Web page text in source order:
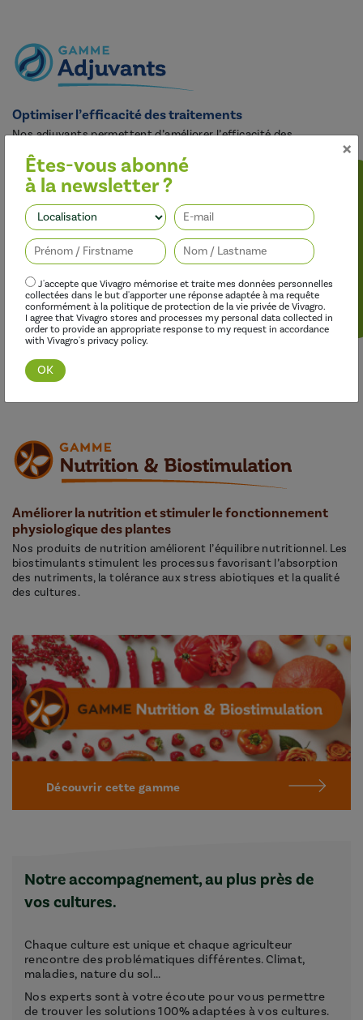
Optimiser l’efficacité des traitements
Nos adjuvants permettent d’améliorer l’efficacité des
herbicides, des fongicides, des insecticides et des régulateurs de
croissance, tout en limitant leur impact sur l’environnement.
Découvrir cette gamme
Améliorer la nutrition et stimuler le fonctionnement
physiologique des plantes
Nos produits de nutrition améliorent l’équilibre nutritionnel. Les
biostimulants stimulent les processus favorisant l’absorption
des nutriments, la tolérance aux stress abiotiques et la qualité
des cultures.
Découvrir cette gamme
Notre accompagnement, au plus près de
vos cultures.
Chaque culture est unique et chaque agriculteur
rencontre des problématiques différentes. Climat,
maladies, nature du sol...
Nos experts sont à votre écoute pour vous permettre
de trouver les solutions 100% adaptées à vos cultures.
×
Êtes-vous abonné
à la newsletter ?
J'accepte que Vivagro mémorise et traite mes données personnelles
collectées dans le but d'apporter une réponse adaptée à ma requête
conformément à la politique de protection de la vie privée de Vivagro.
I agree that Vivagro stores and processes my personal data collected in
order to provide an appropriate response to my request in accordance
with Vivagro's privacy policy.